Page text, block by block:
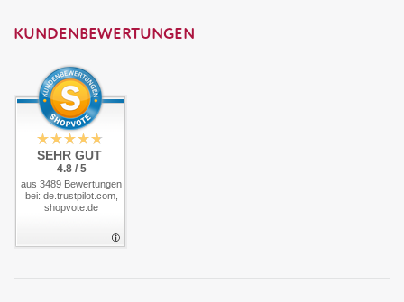
KUNDENBEWERTUNGEN
SEHR GUT
4.8 / 5
aus 3489 Bewertungen
bei: de.trustpilot.com,
shopvote.de